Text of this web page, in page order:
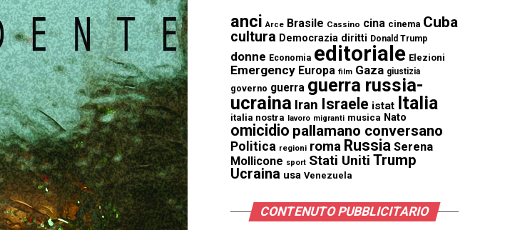
anci Arce Brasile Cassino cina cinema Cuba
cultura Democrazia diritti Donald Trump
donne Economia editoriale Elezioni
Emergency Europa film Gaza giustizia
governo guerra guerra russia-
ucraina Iran Israele istat Italia
italia nostra lavoro migranti musica Nato
omicidio pallamano conversano
Politica regioni roma Russia Serena
Mollicone sport Stati Uniti Trump
Ucraina usa Venezuela
CONTENUTO PUBBLICITARIO